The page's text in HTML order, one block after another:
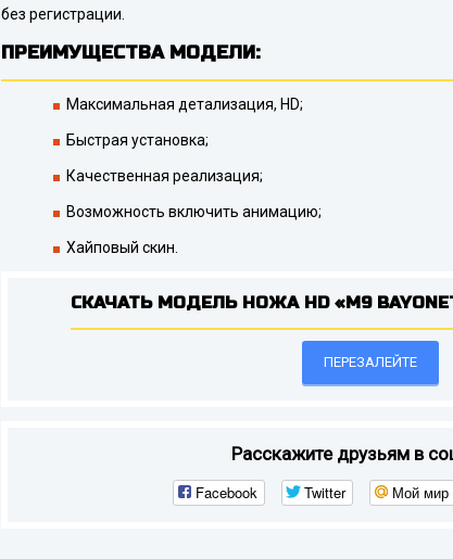
без регистрации.
ПРЕИМУЩЕСТВА МОДЕЛИ:
Максимальная детализация, HD;
Быстрая установка;
Качественная реализация;
Возможность включить анимацию;
Хайповый скин.
СКАЧАТЬ МОДЕЛЬ НОЖА HD «M9 BAYONET
ПЕРЕЗАЛЕЙТЕ
Расскажите друзьям в
Facebook Twitter Мой мир